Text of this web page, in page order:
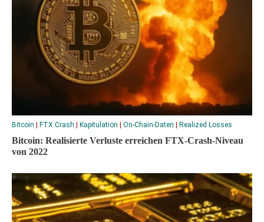
Bitcoin | FTX Crash | Kapitulation | On-Chain-Daten | Realized Losses
Bitcoin: Realisierte Verluste erreichen FTX-Crash-Niveau
von 2022